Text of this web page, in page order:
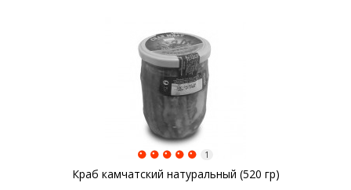
Краб камчатский натуральный (520 гр)
1